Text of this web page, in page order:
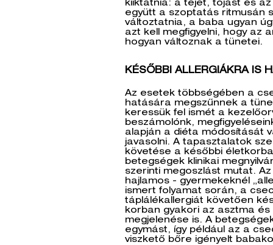
kiiktatnia: a tejet, tojást és
együtt a szoptatás ritmusán
változtatnia, a baba ugyan
azt kell megfigyelni, hogy az
hogyan változnak a tünetei.
KÉSŐBBI ALLERGIÁKRA IS
Az esetek többségében a
hatására megszűnnek a
keressük fel ismét a
beszámolónk,
alapján a diéta módosítását
javasolni. A tapasztalatok
követése a későbbi
betegségek klinikai
szerinti megoszlást mutat.
hajlamos - gyermekeknél
ismert folyamat során, a
táplálékallergiát követően
korban gyakori az asztma és
megjelenése is. A
egymást, így például az a
viszkető bőre igényelt